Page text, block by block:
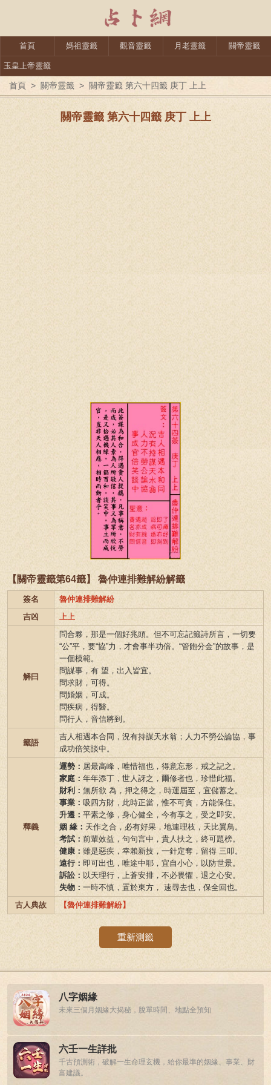
首頁 媽祖靈籤 觀音靈籤 月老靈籤 關帝靈籤
玉皇上帝靈籤
首頁 > 關帝靈籤 > 關帝靈籤 第六十四籤 庚丁 上上
關帝靈籤 第六十四籤 庚丁 上上
【關帝靈籤第64籤】 魯仲連排難解紛解籤
簽名
魯仲連排難解紛
吉凶
上上
解曰
問合夥，那是一個好兆頭。但不可忘記籤詩所言，一切要
“公”平，要“協”力，才會事半功倍。“管飽分金”的故事，是
一個模範。
問謀事，有 望，出入皆宜。
問求財，可得。
問婚姻，可成。
問疾病，得醫。
問行人，音信將到。
籤語
吉人相遇本合同，況有持謀天水翁；人力不勞公論協，事
成功倍笑談中。
釋義
運勢： 居最高峰，唯惜福也，得意忘形，戒之記之。
家庭： 年年添丁，世人訝之，爾修者也，珍惜此福。
財利： 無所欲 為，押之得之，時運屆至，宜儲蓄之。
事業： 吸四方財，此時正當，惟不可貪，方能保住。
升遷： 平素之修，身心健全，今有享之，受之即安。
姻 緣： 天作之合，必有好果，地連理枝，天比翼鳥。
考試： 前輩效益，句句言中，貴人扶之，終可題榜。
健康： 雖是惡疾，幸賴新技，一針定奪，留得 三叩。
遠行： 即可出也，唯途中耶，宜自小心，以防世景。
訴訟： 以天理行，上蒼安排，不必畏懼，退之心安。
失物： 一時不慎，置於東方， 速尋去也，保全回也。
古人典故
【魯仲連排難解紛】
重新測籤
八字姻緣
未來三個月姻緣大揭秘，脫單時間、地點全預知
六壬一生詳批
千古預測術，破解一生命理玄機，給你最準的姻緣、事業、財
富建議。